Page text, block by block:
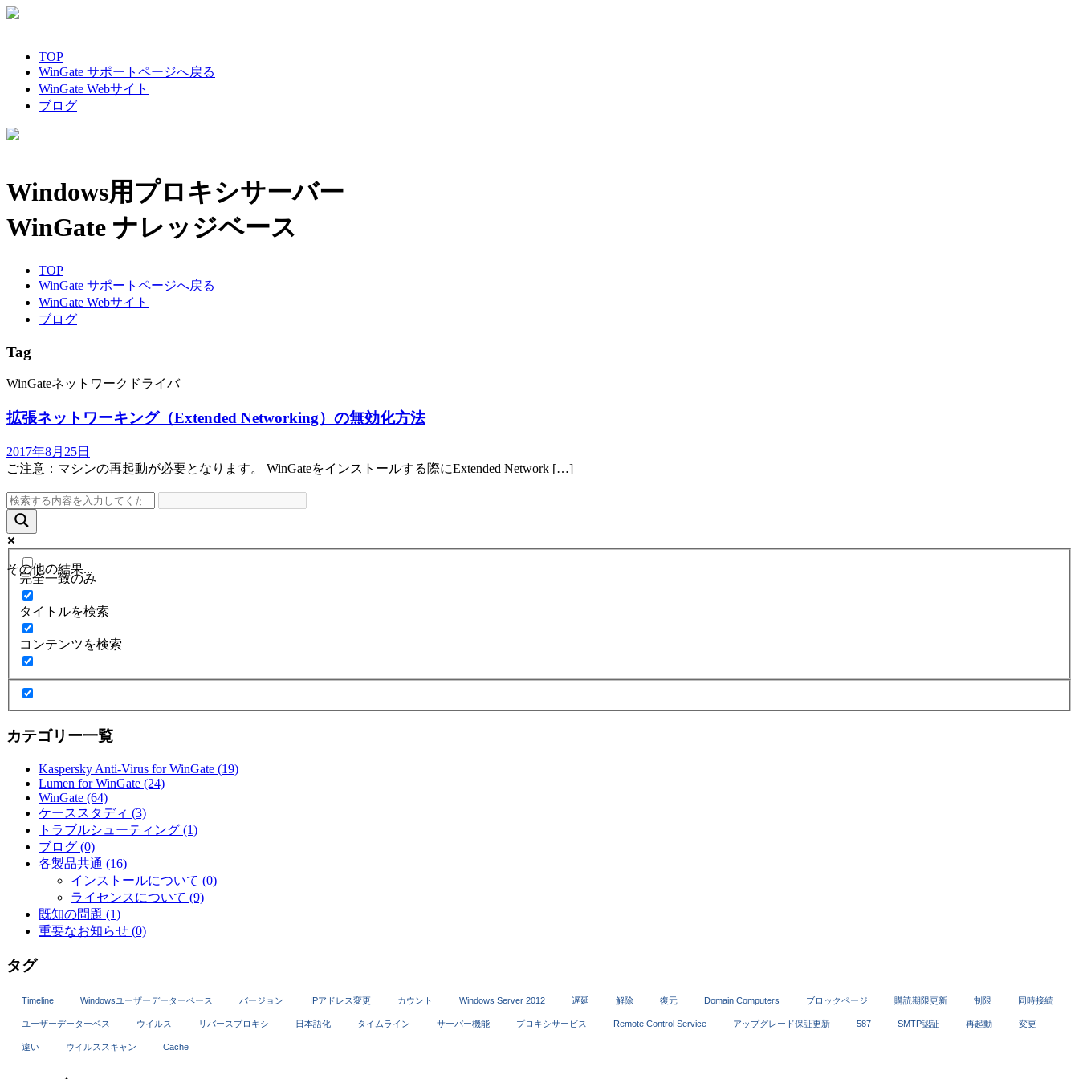
TOP
WinGate サポートページへ戻る
WinGate Webサイト
ブログ
Windows用プロキシサーバー
WinGate ナレッジベース
TOP
WinGate サポートページへ戻る
WinGate Webサイト
ブログ
Tag
WinGateネットワークドライバ
拡張ネットワーキング（Extended Networking）の無効化方法
2017年8月25日
ご注意：マシンの再起動が必要となります。 WinGateをインストールする際にExtended Network […]
その他の結果...
完全一致のみ
タイトルを検索
コンテンツを検索
カテゴリー一覧
Kaspersky Anti-Virus for WinGate (19)
Lumen for WinGate (24)
WinGate (64)
ケーススタディ (3)
トラブルシューティング (1)
ブログ (0)
各製品共通 (16)
インストールについて (0)
ライセンスについて (9)
既知の問題 (1)
重要なお知らせ (0)
タグ
Timeline Windowsユーザーデーターベース バージョン IPアドレス変更 カウント Windows Server 2012 遅延 解除 復元 Domain Computers ブロックページ 購読期限更新 制限 同時接続
ユーザーデーターベス ウイルス リバースプロキシ 日本語化 タイムライン サーバー機能 プロキシサービス Remote Control Service アップグレード保証更新 587 SMTP認証 再起動 変更
違い ウイルススキャン Cache